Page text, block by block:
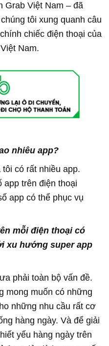
Grab Việt Nam – đã
tôi xung quanh câu
chiếc điện thoại của
Nam.
nhiêu app?
có rất nhiều app.
app trên điện thoại
app có thể phục vụ
mỗi điện thoại có
xu hướng super app
phải toàn bộ vấn đề.
mong muốn có những
những nhu cầu rất cơ
hàng ngày. Và để giải
yếu hàng ngày trên